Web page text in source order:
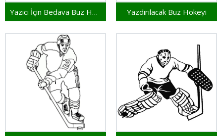
Yazıcı İçin Bedava Buz Hokeyi Yazdırılacak Buz Hokeyi